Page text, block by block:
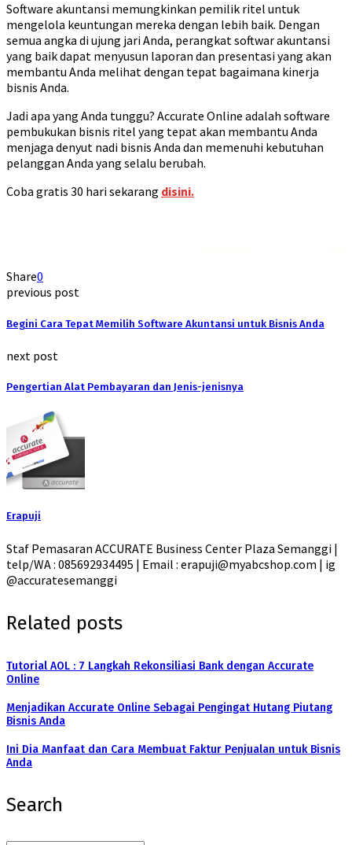
Software akuntansi memungkinkan pemilik ritel untuk
mengelola keuntungan mereka dengan lebih baik. Dengan
semua angka di ujung jari Anda, perangkat softwar akuntansi
yang baik dapat menyusun laporan dan presentasi yang akan
membantu Anda melihat dengan tepat bagaimana kinerja
bisnis Anda.
Jadi apa yang Anda tunggu? Accurate Online adalah software
pembukukan bisnis ritel yang tepat akan membantu Anda
menjaga denyut nadi bisnis Anda dan memenuhi kebutuhan
pelanggan Anda yang selalu berubah.
Coba gratis 30 hari sekarang disini.
Share0
previous post
Begini Cara Tepat Memilih Software Akuntansi untuk Bisnis Anda
next post
Pengertian Alat Pembayaran dan Jenis-jenisnya
Erapuji
Staf Pemasaran ACCURATE Business Center Plaza Semanggi |
telp/WA : 085692934495 | Email : erapuji@myabcshop.com | ig
@accuratesemanggi
Related posts
Tutorial AOL : 7 Langkah Rekonsiliasi Bank dengan Accurate
Online
Menjadikan Accurate Online Sebagai Pengingat Hutang Piutang
Bisnis Anda
Ini Dia Manfaat dan Cara Membuat Faktur Penjualan untuk Bisnis
Anda
Search